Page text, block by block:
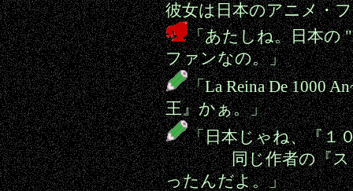
彼女は日本のアニメ・
「あたしね。日本の
ファンなの。」
「La Reina De 1000
王』かぁ。」
「日本じゃね、『１
同じ作者の『スリ
ったんだよ。」